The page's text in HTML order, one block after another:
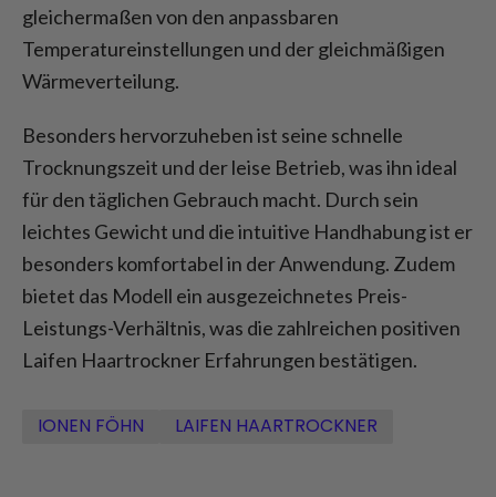
gleichermaßen von den anpassbaren
Temperatureinstellungen und der gleichmäßigen
Wärmeverteilung.
Besonders hervorzuheben ist seine schnelle
Trocknungszeit und der leise Betrieb, was ihn ideal
für den täglichen Gebrauch macht. Durch sein
leichtes Gewicht und die intuitive Handhabung ist er
besonders komfortabel in der Anwendung. Zudem
bietet das Modell ein ausgezeichnetes Preis-
Leistungs-Verhältnis, was die zahlreichen positiven
Laifen Haartrockner Erfahrungen bestätigen.
IONEN FÖHN LAIFEN HAARTROCKNER